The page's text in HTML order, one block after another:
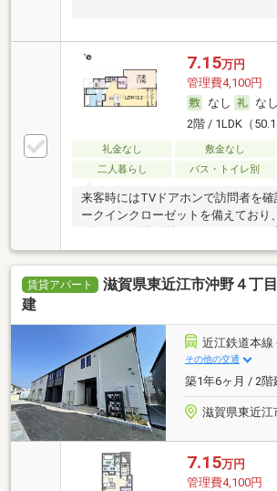
7.15万円
管理費4,100円
なし
なし
2階 / 1LDK（
礼金なし 敷金なし
二人暮らし
バス・トイレ別
来客時にはTVドアホンで訪問者を
ークインクローゼットを備えており
ッチンやお風呂が魅力的。エアコン
賃貸アパート
滋賀県東近江市沖野４丁
建
近江鉄道本線
その他の交通
築1年6ヶ月 / 2階
滋賀県東近江
7.15万円
管理費4,100円